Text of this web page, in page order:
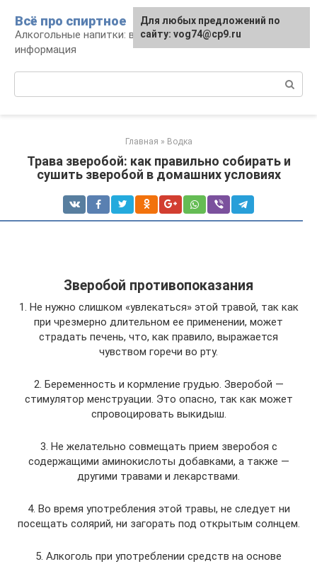
контенту
Всё про спиртное
Алкогольные напитки: виды, рецепты,
информация
Главная » Водка
Трава зверобой: как правильно собирать и
сушить зверобой в домашних условиях
Зверобой противопоказания
1. Не нужно слишком «увлекаться» этой травой, так как
при чрезмерно длительном ее применении, может
страдать печень, что, как правило, выражается
чувством горечи во рту.
2. Беременность и кормление грудью. Зверобой —
стимулятор менструации. Это опасно, так как может
спровоцировать выкидыш.
3. Не желательно совмещать прием зверобоя с
содержащими аминокислоты добавками, а также —
другими травами и лекарствами.
4. Во время употребления этой травы, не следует ни
посещать солярий, ни загорать под открытым солнцем.
5. Алкоголь при употреблении средств на основе
Для любых предложений по
сайту: vog74@cp9.ru